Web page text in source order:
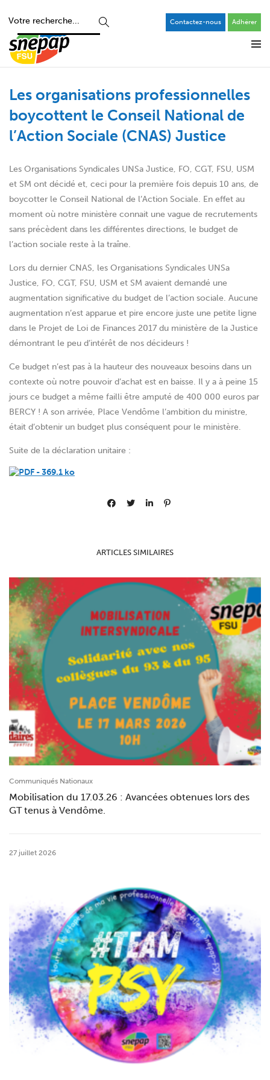
Contactez-nous Adhérer
Les organisations professionnelles
boycottent le Conseil National de
l’Action Sociale (CNAS) Justice
Les Organisations Syndicales UNSa Justice, FO, CGT, FSU, USM
et SM ont décidé et, ceci pour la première fois depuis 10 ans, de
boycotter le Conseil National de l’Action Sociale. En effet au
moment où notre ministère connait une vague de recrutements
sans précèdent dans les différentes directions, le budget de
l’action sociale reste à la traîne.
Lors du dernier CNAS, les Organisations Syndicales UNSa
Justice, FO, CGT, FSU, USM et SM avaient demandé une
augmentation significative du budget de l’action sociale. Aucune
augmentation n’est apparue et pire encore juste une petite ligne
dans le Projet de Loi de Finances 2017 du ministère de la Justice
démontrant le peu d’intérêt de nos décideurs !
Ce budget n’est pas à la hauteur des nouveaux besoins dans un
contexte où notre pouvoir d’achat est en baisse. Il y a à peine 15
jours ce budget a même failli être amputé de 400 000 euros par
BERCY ! A son arrivée, Place Vendôme l’ambition du ministre,
était d’obtenir un budget plus conséquent pour le ministère.
Suite de la déclaration unitaire :
ARTICLES SIMILAIRES
Communiqués Nationaux
Mobilisation du 17.03.26 : Avancées obtenues lors des
GT tenus à Vendôme.
27 juillet 2026